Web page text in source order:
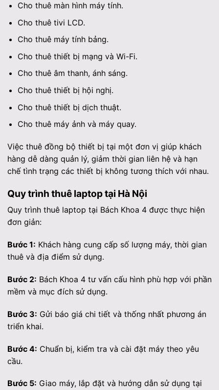
Cho thuê màn hình máy tính.
Cho thuê tivi LCD.
Cho thuê máy tính bảng.
Cho thuê thiết bị mạng và Wi-Fi.
Cho thuê âm thanh, ánh sáng.
Cho thuê thiết bị hội nghị.
Cho thuê thiết bị dịch thuật.
Cho thuê máy ảnh và máy quay.
Việc thuê đồng bộ thiết bị tại một đơn vị giúp khách
hàng dễ dàng quản lý, giảm thời gian liên hệ và hạn
chế tình trạng các thiết bị không tương thích với nhau.
Quy trình thuê laptop tại Hà Nội
Quy trình thuê laptop tại Bách Khoa 4 được thực hiện
đơn giản:
Bước 1: Khách hàng cung cấp số lượng máy, thời gian
thuê và địa điểm sử dụng.
Bước 2: Bách Khoa 4 tư vấn cấu hình phù hợp với phần
mềm và mục đích sử dụng.
Bước 3: Gửi báo giá chi tiết và thống nhất phương án
triển khai.
Bước 4: Chuẩn bị, kiểm tra và cài đặt máy theo yêu
cầu.
Bước 5: Giao máy, lắp đặt và hướng dẫn sử dụng tại